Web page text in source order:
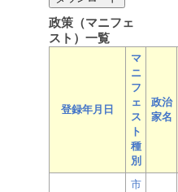
政策（マニフェ
スト）一覧
登録年月日
マ
ニ
フ
ェ
ス
ト
種
別
政治
家名
市